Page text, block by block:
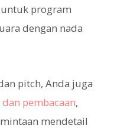
program
dengan nada
pitch, Anda juga
pembacaan,
mendetail